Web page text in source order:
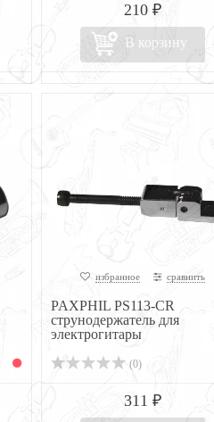
210 ₽
В корзину
избранное сравнить
PAXPHIL PS113-CR
струнодержатель для
электрогитары
(0)
311 ₽